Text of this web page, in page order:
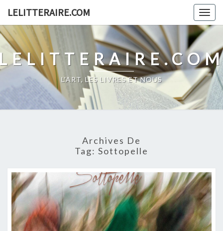
content
LELITTERAIRE.COM
L'ART, LES LIVRES ET NOUS
Archives De
Tag: Sottopelle